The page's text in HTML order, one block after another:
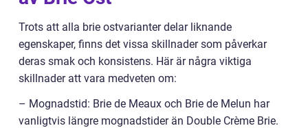
Trots att alla brie ostvarianter delar liknande
egenskaper, finns det vissa skillnader som påverkar
deras smak och konsistens. Här är några viktiga
skillnader att vara medveten om:
– Mognadstid: Brie de Meaux och Brie de Melun har
vanligtvis längre mognadstider än Double Crème Brie.